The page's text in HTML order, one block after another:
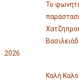
Το
2026
Καλή